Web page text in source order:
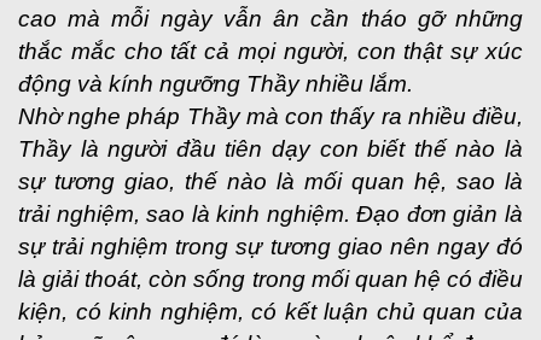
cao mà mỗi ngày vẫn ân cần tháo gỡ những
thắc mắc cho tất cả mọi người, con thật sự xúc
động và kính ngưỡng Thầy nhiều lắm.
Nhờ nghe pháp Thầy mà con thấy ra nhiều điều,
Thầy là người đầu tiên dạy con biết thế nào là
sự tương giao, thế nào là mối quan hệ, sao là
trải nghiệm, sao là kinh nghiệm. Đạo đơn giản là
sự trải nghiệm trong sự tương giao nên ngay đó
là giải thoát, còn sống trong mối quan hệ có điều
kiện, có kinh nghiệm, có kết luận chủ quan của